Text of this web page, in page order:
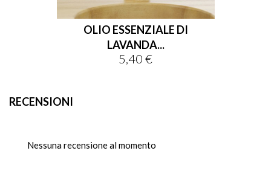
OLIO ESSENZIALE DI
LAVANDA...
Prezzo
5,40 €
RECENSIONI
Nessuna recensione al momento